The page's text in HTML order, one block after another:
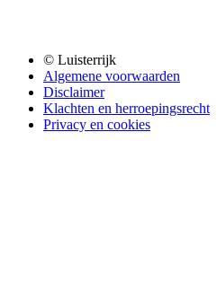
© Luisterrijk
Algemene voorwaarden
Disclaimer
Klachten en herroepingsrecht
Privacy en cookies